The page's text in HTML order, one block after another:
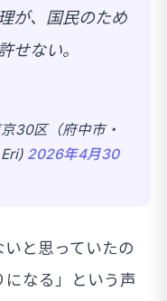
が、国民のため
せない。
30区（府中市・
2026年4月30
いと思っていたの
なる」という声